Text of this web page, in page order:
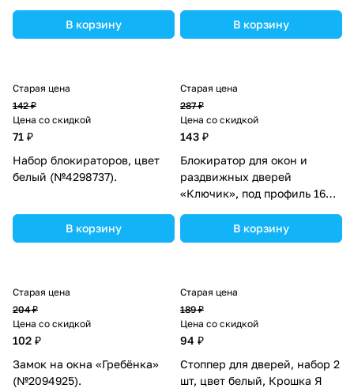
В корзину В корзину
Старая цена
142 ₽
Цена со скидкой
71 ₽
Набор блокираторов, цвет
белый (№4298737).
В корзину
Старая цена
287 ₽
Цена со скидкой
143 ₽
Блокиратор для окон и
раздвижных дверей
«Ключик», под профиль 16
(№10175505).В корзину
Старая цена
204 ₽
Цена со скидкой
102 ₽
Замок на окна «Гребёнка»
(№2094925).
Старая цена
189 ₽
Цена со скидкой
94 ₽
Стоппер для дверей, набор 2
шт, цвет белый, Крошка Я